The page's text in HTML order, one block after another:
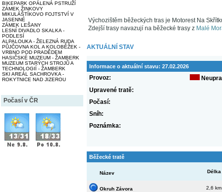
BIKEPARK OPÁLENÁ PSTRUŽÍ
ZÁMEK ŽINKOVY
MIKULÁŠTÍKOVO FOJTSTVÍ V
JASENNÉ
ZÁMEK LEŠANY
LESNÍ DIVADLO SKALKA -
PODLESÍ
ALPALOUKA - ŽELEZNÁ RUDA
PŮJČOVNA KOL A KOLOBĚŽEK -
VRBNO POD PRADĚDEM
HASIČSKÉ MUZEUM - ŽAMBERK
MUZEUM STARÝCH STROJŮ A
TECHNOLOGIÍ - ŽAMBERK
SKI AREÁL SACHROVKA -
ROKYTNICE NAD JIZEROU
Počasí v ČR
Výchozištěm běžeckých tras je Motorest Na
Zdejší trasy navazují na běžecké trasy z Malé
AKTUÁLNÍ STAV
Informace o aktuální stavu: 27.02.2026
Provoz:
Upravené tratě:
Počasí:
Sníh:
Poznámka:
Běžecké tratě
Název Délka
Okruh Závora 2,6 km